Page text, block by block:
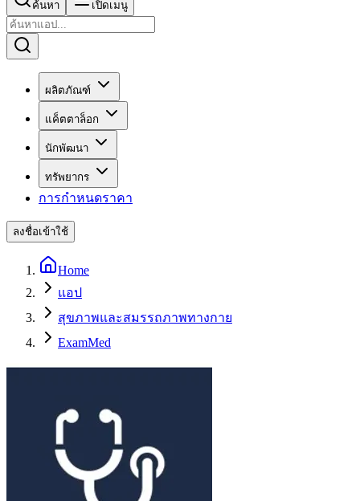
ค้นหา เปิดเมนู
ผลิตภัณฑ์
แค็ตตาล็อก
นักพัฒนา
ทรัพยากร
การกำหนดราคา
ลงชื่อเข้าใช้
Home
แอป
สุขภาพและสมรรถภาพทางกาย
ExamMed